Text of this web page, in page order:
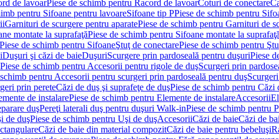
de lavoarPiese de schimb pentru Racord de lavoarCoturi de conectare
pentru Sifoane pentru lavoareSifoane tip PPiese de schimb pentru
Garnituri de scurgere pentru aparatePiese de schimb pentru Garnituri de
montate la suprafaţăPiese de schimb pentru Sifoane montate la suprafaţă
Piese de schimb pentru SifoaneŞtuţ de conectarePiese de schimb pentru
Duşuri şi căzi de baieDuşuriScurgere prin pardoseală pentru duşuriPiese
Piese de schimb pentru Accesorii pentru rigole de duşScurgeri prin
pentru Accesorii pentru scurgeri prin pardoseală pentru duş
prin pereteCăzi de duş şi suprafeţe de duşPiese de schimb pentru Căzi
de instalarePiese de schimb pentru Elemente de instalareAccesorii
duşPereţi laterali duş pentru duşuri Walk-inPiese de schimb pentru
de duşPiese de schimb pentru Uşi de duşAccesoriiCăzi de baieCăzi de
Căzi de baie din material compozitCăzi de baie pentru bebeluşi